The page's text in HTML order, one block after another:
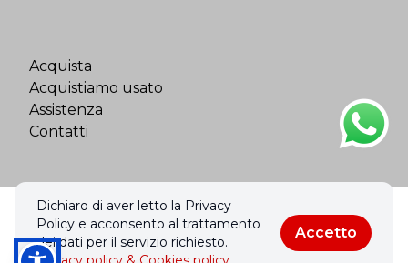
Acquista
Acquistiamo usato
Assistenza
Contatti
Dichiaro di aver letto la Privacy
Policy e acconsento al trattamento
dei dati per il servizio richiesto.
Accetto
© 2026 Bma Motori Srl. Tutti i diritti riservati.
Privacy policy & Cookies policy